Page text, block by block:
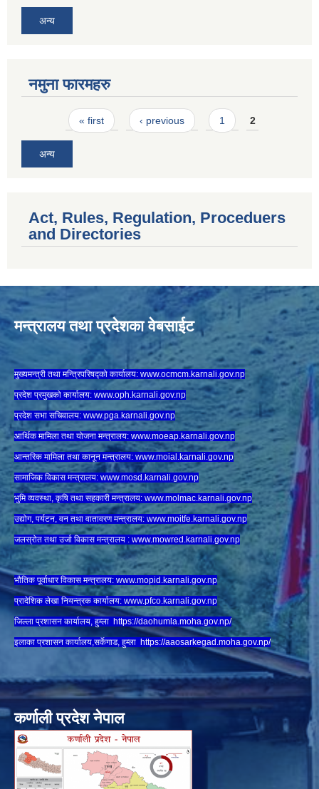
अन्य
नमुना फारमहरु
Pages« first ‹ previous 1 2
अन्य
Act, Rules, Regulation, Proceduers
and Directories
मन्त्रालय तथा प्रदेशका वेबसाईट
मुख्यमन्त्री तथा मन्त्रिपरिषद्को कार्यालय: www.ocmcm.karnali.gov.np
प्रदेश प्रमुखको कार्यालय: www.oph.karnali.gov.np
प्रदेश सभा सचिवालय: www.pga.karnali.gov.np
आर्थिक मामिला तथा योजना मन्त्रालय: www.moeap.karnali.gov.np
आन्तरिक मामिला तथा कानून मन्त्रालय: www.moial.karnali.gov.np
सामाजिक विकास मन्त्रालय: www.mosd.karnali.gov.np
भुमि व्यवस्था, कृषि तथा सहकारी मन्त्रालय: www.molmac.karnali.gov.np
उद्योग, पर्यटन, वन तथा वातावरण मन्त्रालय: www.moitfe.karnali.gov.np
जलस्रोत तथा उर्जा विकास मन्त्रालय : www.mowred.karnali.gov.np
भौतिक पूर्वाधार विकास मन्त्रालय: www.mopid.karnali.gov.np
प्रादेशिक लेखा नियन्त्रक कार्यालय: www.pfco.karnali.gov.np
जिल्ला प्रशासन कार्यालय, हुम्ला https://daohumla.moha.gov.np/
इलाका प्रशासन कार्यालय,सर्केगाड, हुम्ला https://aaosarkegad.moha.gov.np/
कर्णाली प्रदेश नेपाल